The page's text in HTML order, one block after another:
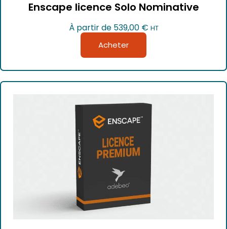
Enscape licence Solo Nominative
À partir de 539,00 € HT
Acheter